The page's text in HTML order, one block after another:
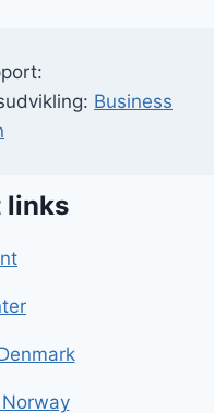
Business
links